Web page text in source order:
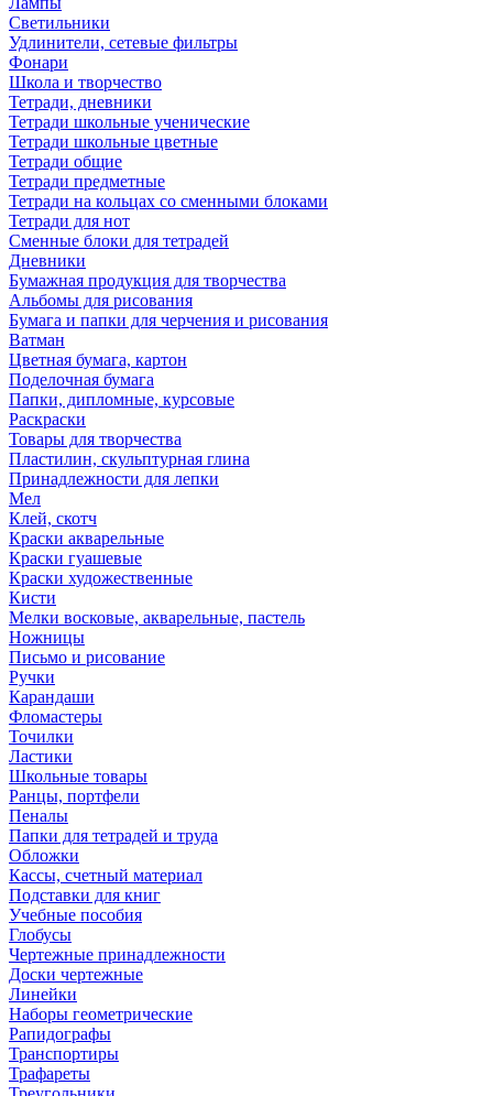
Светильники
Удлинители, сетевые фильтры
Фонари
Школа и творчество
Тетради, дневники
Тетради школьные ученические
Тетради школьные цветные
Тетради общие
Тетради предметные
Тетради на кольцах со сменными блоками
Тетради для нот
Сменные блоки для тетрадей
Дневники
Бумажная продукция для творчества
Альбомы для рисования
Бумага и папки для черчения и рисования
Ватман
Цветная бумага, картон
Поделочная бумага
Папки, дипломные, курсовые
Раскраски
Товары для творчества
Пластилин, скульптурная глина
Принадлежности для лепки
Мел
Клей, скотч
Краски акварельные
Краски гуашевые
Краски художественные
Кисти
Мелки восковые, акварельные, пастель
Ножницы
Письмо и рисование
Ручки
Карандаши
Фломастеры
Точилки
Ластики
Школьные товары
Ранцы, портфели
Пеналы
Папки для тетрадей и труда
Обложки
Кассы, счетный материал
Подставки для книг
Учебные пособия
Глобусы
Чертежные принадлежности
Доски чертежные
Линейки
Наборы геометрические
Рапидографы
Транспортиры
Трафареты